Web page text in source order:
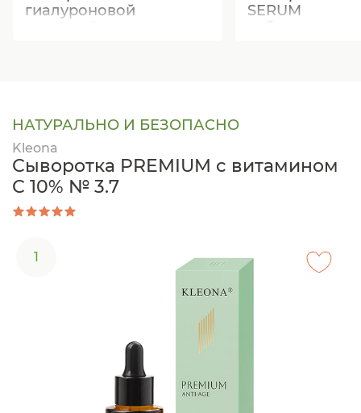
гиалуроновой
SERUM
НАТУРАЛЬНО И БЕЗОПАСНО
Kleona
Сыворотка PREMIUM с витамином
С 10% № 3.7
1